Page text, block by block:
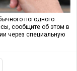
погодного
сообщите об этом в
через специальную